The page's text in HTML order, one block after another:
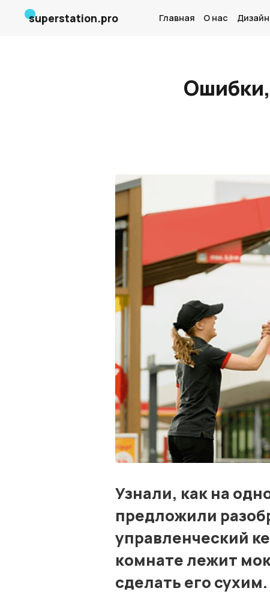
superstation.pro Главная О нас
Узнали, как на
предложили
управленческий
комнате лежит
сделать его